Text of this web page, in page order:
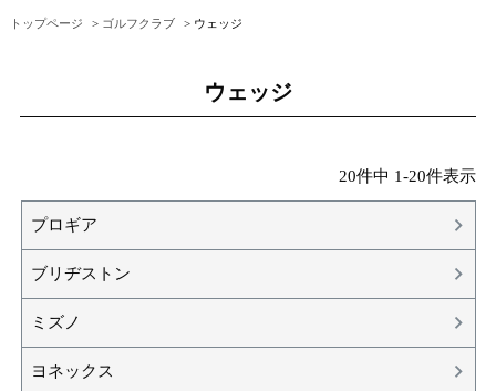
トップページ ゴルフクラブ ウェッジ
ウェッジ
20件中 1-20件表示
プロギア
ブリヂストン
ミズノ
ヨネックス